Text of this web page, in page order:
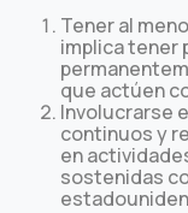
Tener al
implica tener
que actúen
Involucrarse
continuos y
en
sostenidas